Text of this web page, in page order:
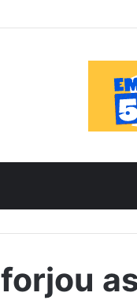
forjou